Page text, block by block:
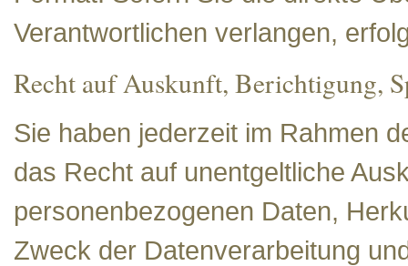
Verantwortlichen verlangen,
Recht auf Auskunft, Berichtigung,
Sie haben jederzeit im Rahmen
das Recht auf unentgeltliche
personenbezogenen Daten,
Zweck der Datenverarbeitung